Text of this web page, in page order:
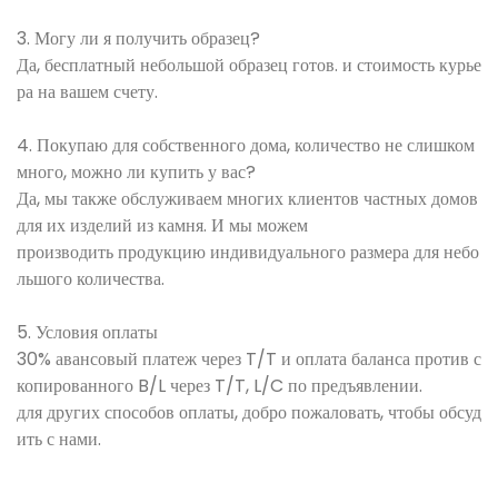
3. Могу ли я получить образец?
Да, бесплатный небольшой образец готов. и стоимость курье
ра на вашем счету.
4. Покупаю для собственного дома, количество не слишком
много, можно ли купить у вас?
Да, мы также обслуживаем многих клиентов частных домов
для их изделий из камня. И мы можем
производить продукцию индивидуального размера для небо
льшого количества.
5. Условия оплаты
30% авансовый платеж через T/T и оплата баланса против с
копированного B/L через T/T, L/C по предъявлении.
для других способов оплаты, добро пожаловать, чтобы обсуд
ить с нами.